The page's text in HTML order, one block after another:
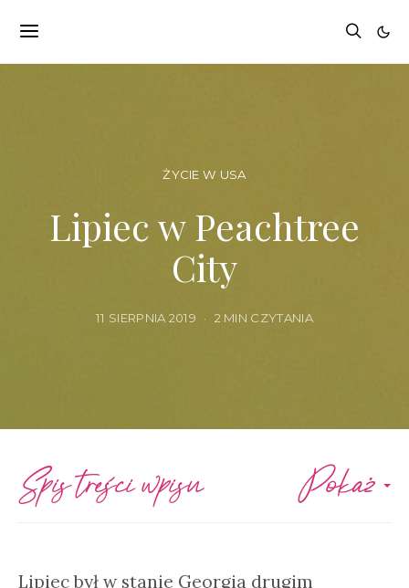
ŻYCIE W USA
Lipiec w Peachtree
City
11 SIERPNIA 2019 2 MIN CZYTANIA
Spis treści wpisu Pokaż
Lipiec był w stanie Georgia drugim